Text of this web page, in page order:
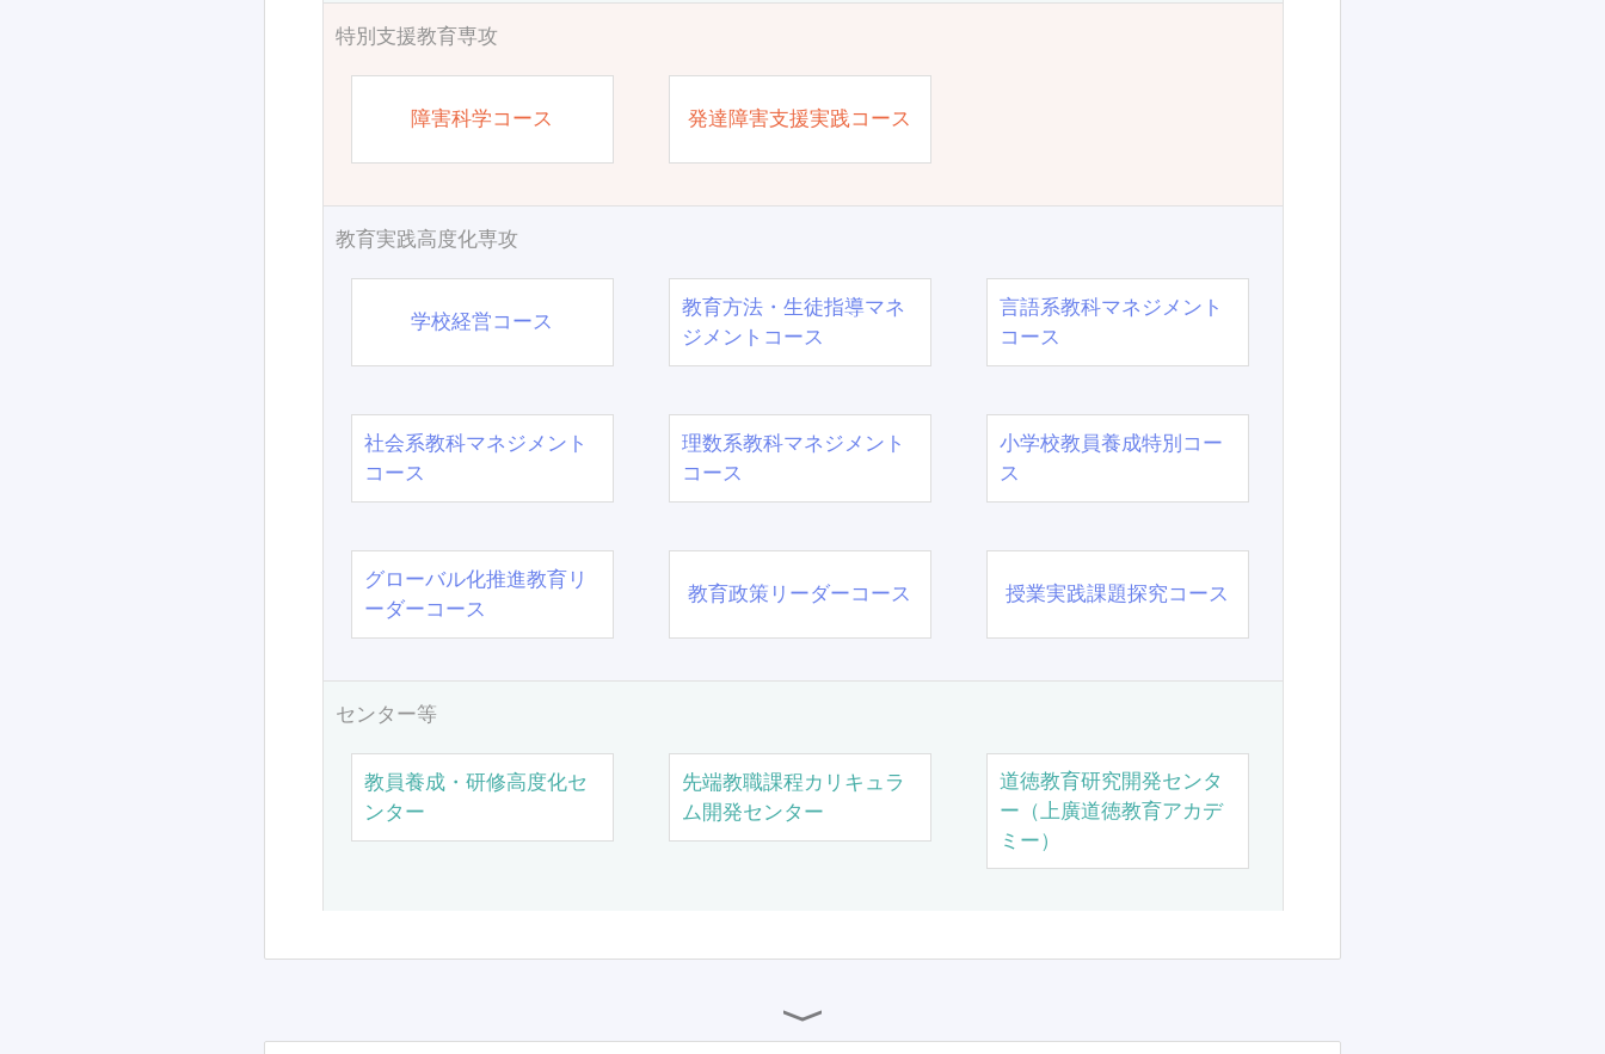
特別支援教育専攻
障害科学コース 発達障害支援実践コース
教育実践高度化専攻
学校経営コース
教育方法・生徒指導マネ
ジメントコース
言語系教科マネジメント
コース
社会系教科マネジメント
コース
理数系教科マネジメント
コース
小学校教員養成特別コー
ス
グローバル化推進教育リ
ーダーコース
教育政策リーダーコース 授業実践課題探究コース
センター等
教員養成・研修高度化セ
ンター
先端教職課程カリキュラ
ム開発センター
道徳教育研究開発センタ
ー（上廣道徳教育アカデ
ミー）